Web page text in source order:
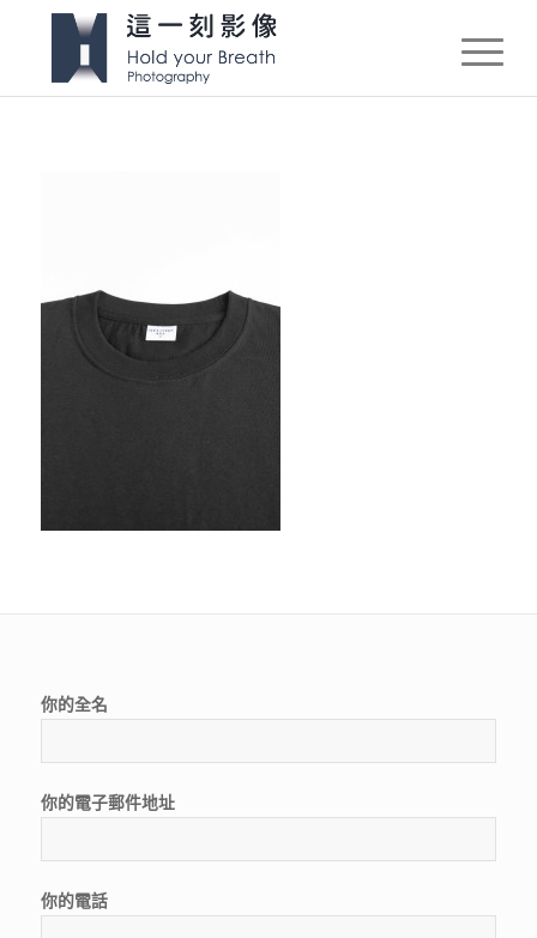
你的全名
你的電子郵件地址
你的電話